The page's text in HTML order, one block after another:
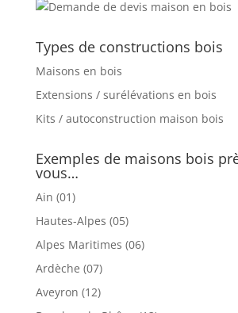
Types de constructions bois
Maisons en bois
Extensions / surélévations en bois
Kits / autoconstruction maison bois
Exemples de maisons bois
vous…
Ain (01)
Hautes-Alpes (05)
Alpes Maritimes (06)
Ardèche (07)
Aveyron (12)